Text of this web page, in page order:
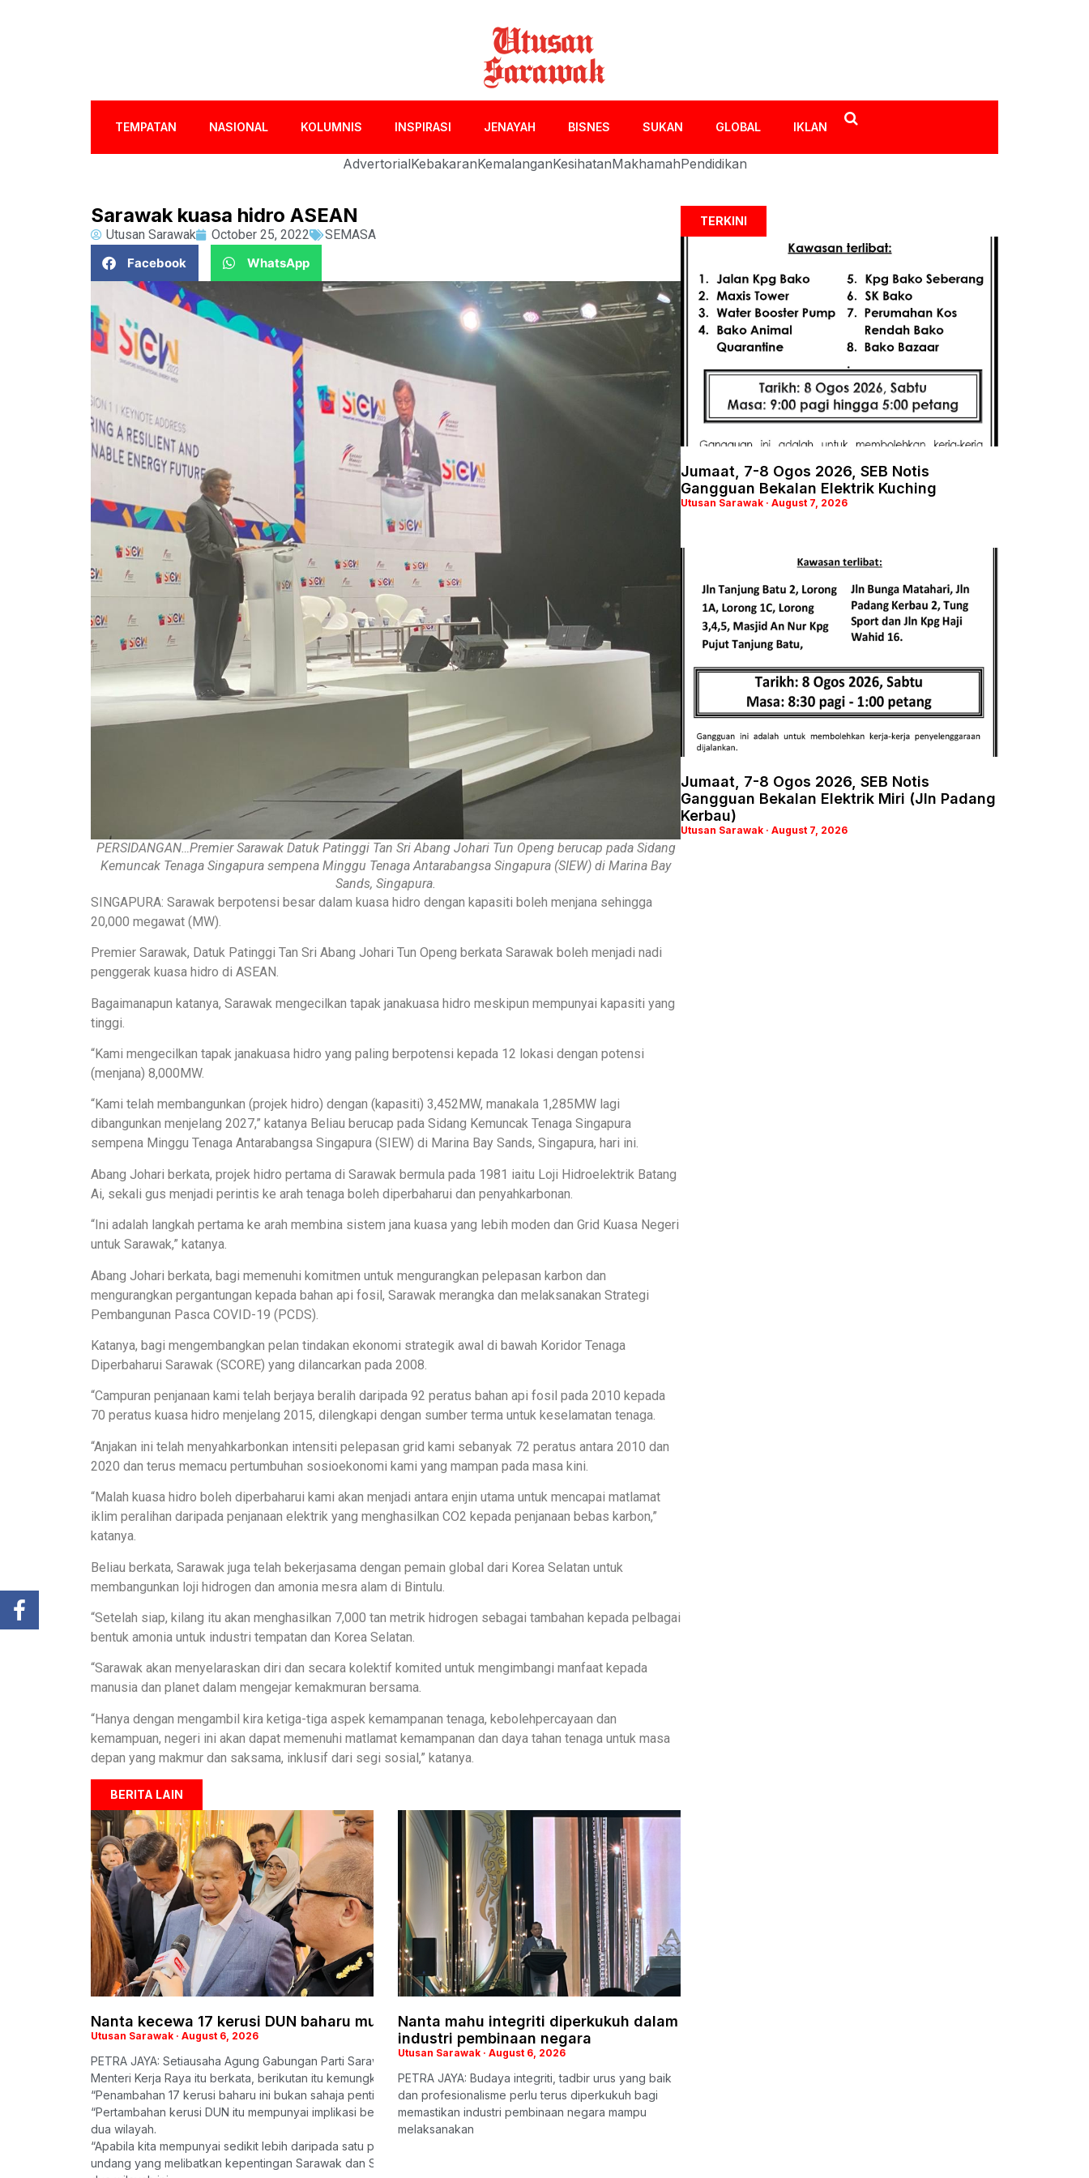
TEMPATAN NASIONAL KOLUMNIS INSPIRASI JENAYAH BISNES SUKAN GLOBAL IKLAN
AdvertorialKebakaranKemalanganKesihatanMakhamahPendidikan
Sarawak kuasa hidro ASEAN
Utusan Sarawak October 25, 2022
SEMASA
Facebook
WhatsApp
PERSIDANGAN…Premier Sarawak Datuk Patinggi Tan Sri Abang Johari Tun Openg berucap pada Sidang
Kemuncak Tenaga Singapura sempena Minggu Tenaga Antarabangsa Singapura (SIEW) di Marina Bay
Sands, Singapura.
SINGAPURA: Sarawak berpotensi besar dalam kuasa hidro dengan kapasiti boleh menjana sehingga
20,000 megawat (MW).
Premier Sarawak, Datuk Patinggi Tan Sri Abang Johari Tun Openg berkata Sarawak boleh menjadi nadi
penggerak kuasa hidro di ASEAN.
Bagaimanapun katanya, Sarawak mengecilkan tapak janakuasa hidro meskipun mempunyai kapasiti yang
tinggi.
“Kami mengecilkan tapak janakuasa hidro yang paling berpotensi kepada 12 lokasi dengan potensi
(menjana) 8,000MW.
“Kami telah membangunkan (projek hidro) dengan (kapasiti) 3,452MW, manakala 1,285MW lagi
dibangunkan menjelang 2027,” katanya Beliau berucap pada Sidang Kemuncak Tenaga Singapura
sempena Minggu Tenaga Antarabangsa Singapura (SIEW) di Marina Bay Sands, Singapura, hari ini.
Abang Johari berkata, projek hidro pertama di Sarawak bermula pada 1981 iaitu Loji Hidroelektrik Batang
Ai, sekali gus menjadi perintis ke arah tenaga boleh diperbaharui dan penyahkarbonan.
“Ini adalah langkah pertama ke arah membina sistem jana kuasa yang lebih moden dan Grid Kuasa Negeri
untuk Sarawak,” katanya.
Abang Johari berkata, bagi memenuhi komitmen untuk mengurangkan pelepasan karbon dan
mengurangkan pergantungan kepada bahan api fosil, Sarawak merangka dan melaksanakan Strategi
Pembangunan Pasca COVID-19 (PCDS).
Katanya, bagi mengembangkan pelan tindakan ekonomi strategik awal di bawah Koridor Tenaga
Diperbaharui Sarawak (SCORE) yang dilancarkan pada 2008.
“Campuran penjanaan kami telah berjaya beralih daripada 92 peratus bahan api fosil pada 2010 kepada
70 peratus kuasa hidro menjelang 2015, dilengkapi dengan sumber terma untuk keselamatan tenaga.
“Anjakan ini telah menyahkarbonkan intensiti pelepasan grid kami sebanyak 72 peratus antara 2010 dan
2020 dan terus memacu pertumbuhan sosioekonomi kami yang mampan pada masa kini.
“Malah kuasa hidro boleh diperbaharui kami akan menjadi antara enjin utama untuk mencapai matlamat
iklim peralihan daripada penjanaan elektrik yang menghasilkan CO2 kepada penjanaan bebas karbon,”
katanya.
Beliau berkata, Sarawak juga telah bekerjasama dengan pemain global dari Korea Selatan untuk
membangunkan loji hidrogen dan amonia mesra alam di Bintulu.
“Setelah siap, kilang itu akan menghasilkan 7,000 tan metrik hidrogen sebagai tambahan kepada pelbagai
bentuk amonia untuk industri tempatan dan Korea Selatan.
“Sarawak akan menyelaraskan diri dan secara kolektif komited untuk mengimbangi manfaat kepada
manusia dan planet dalam mengejar kemakmuran bersama.
“Hanya dengan mengambil kira ketiga-tiga aspek kemampanan tenaga, kebolehpercayaan dan
kemampuan, negeri ini akan dapat memenuhi matlamat kemampanan dan daya tahan tenaga untuk masa
depan yang makmur dan saksama, inklusif dari segi sosial,” katanya.
BERITA LAIN
Nanta kecewa 17 kerusi DUN baharu mungkin tidak sempat digunakan PRN akan datang
Utusan Sarawak August 6, 2026
PETRA JAYA: Setiausaha Agung Gabungan Parti Sarawak (GPS), Dato Sri Alexander Nanta Linggi kecewa kelewatan Suruhanjaya Pilihan Raya (SPR) melakukan proses persempadanan
Menteri Kerja Raya itu berkata, berikutan itu kemungkinan besar 17 kerusi baharu itu tidak sempat digunakan pada Pilihan Raya Negeri (PRN) akan datang.
“Penambahan 17 kerusi baharu ini bukan sahaja penting untuk digunakan pada PRN akan datang, malah menjadi asas kepada usaha memperkukuh kedudukan Sarawak di Parlimen
“Pertambahan kerusi DUN itu mempunyai implikasi besar terhadap usaha Sarawak dan Sabah mendapatkan semula satu pertiga perwakilan di Dewan Rakyat bagi melindungi kepentingan
dua wilayah.
“Apabila kita mempunyai sedikit lebih daripada satu pertiga kerusi, sebarang pindaan Perlembagaan atau undang-
undang yang melibatkan kepentingan Sarawak dan Sabah tidak boleh diluluskan tanpa persetujuan Ahli Parlimen dari kedua-
Nanta mahu integriti diperkukuh dalam
industri pembinaan negara
Utusan Sarawak August 6, 2026
PETRA JAYA: Budaya integriti, tadbir urus yang baik
dan profesionalisme perlu terus diperkukuh bagi
memastikan industri pembinaan negara mampu
melaksanakan
TERKINI
Jumaat, 7-8 Ogos 2026, SEB Notis
Gangguan Bekalan Elektrik Kuching
Utusan Sarawak August 7, 2026
Jumaat, 7-8 Ogos 2026, SEB Notis
Gangguan Bekalan Elektrik Miri (Jln Padang
Kerbau)
Utusan Sarawak August 7, 2026